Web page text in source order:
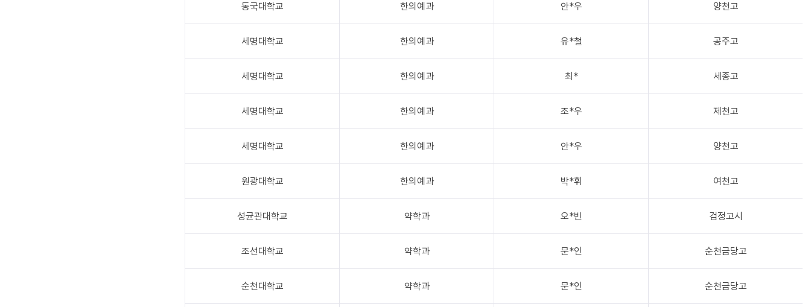
동국대학교 한의예과 안*우 양천고
세명대학교 한의예과 유*철 공주고
세명대학교 한의예과 최* 세종고
세명대학교 한의예과 조*우 제천고
세명대학교 한의예과 안*우 양천고
원광대학교 한의예과 박*휘 여천고
성균관대학교 약학과 오*빈 검정고시
조선대학교 약학과 문*인 순천금당고
순천대학교 약학과 문*인 순천금당고